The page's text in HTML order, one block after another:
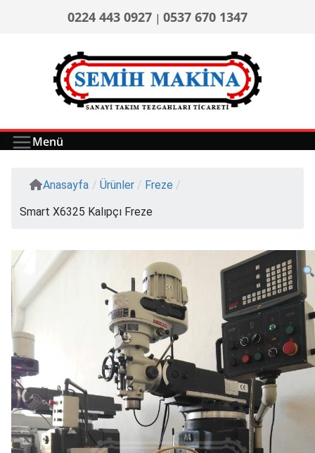
0224 443 0927 | 0537 670 1347
Menü
Anasayfa / Ürünler / Freze /
Smart X6325 Kalıpçı Freze